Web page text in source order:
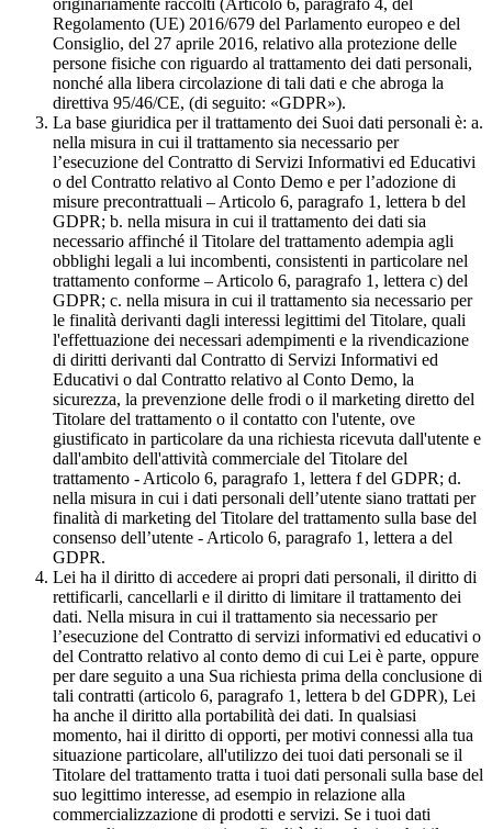
originariamente raccolti (Articolo 6, paragrafo 4, del
Regolamento (UE) 2016/679 del Parlamento europeo e del
Consiglio, del 27 aprile 2016, relativo alla protezione delle
persone fisiche con riguardo al trattamento dei dati personali,
nonché alla libera circolazione di tali dati e che abroga la
direttiva 95/46/CE, (di seguito: «GDPR»).
La base giuridica per il trattamento dei Suoi dati personali è: a.
nella misura in cui il trattamento sia necessario per
l’esecuzione del Contratto di Servizi Informativi ed Educativi
o del Contratto relativo al Conto Demo e per l’adozione di
misure precontrattuali – Articolo 6, paragrafo 1, lettera b del
GDPR; b. nella misura in cui il trattamento dei dati sia
necessario affinché il Titolare del trattamento adempia agli
obblighi legali a lui incombenti, consistenti in particolare nel
trattamento conforme – Articolo 6, paragrafo 1, lettera c) del
GDPR; c. nella misura in cui il trattamento sia necessario per
le finalità derivanti dagli interessi legittimi del Titolare, quali
l'effettuazione dei necessari adempimenti e la rivendicazione
di diritti derivanti dal Contratto di Servizi Informativi ed
Educativi o dal Contratto relativo al Conto Demo, la
sicurezza, la prevenzione delle frodi o il marketing diretto del
Titolare del trattamento o il contatto con l'utente, ove
giustificato in particolare da una richiesta ricevuta dall'utente e
dall'ambito dell'attività commerciale del Titolare del
trattamento - Articolo 6, paragrafo 1, lettera f del GDPR; d.
nella misura in cui i dati personali dell’utente siano trattati per
finalità di marketing del Titolare del trattamento sulla base del
consenso dell’utente - Articolo 6, paragrafo 1, lettera a del
GDPR.
Lei ha il diritto di accedere ai propri dati personali, il diritto di
rettificarli, cancellarli e il diritto di limitare il trattamento dei
dati. Nella misura in cui il trattamento sia necessario per
l’esecuzione del Contratto di servizi informativi ed educativi o
del Contratto relativo al conto demo di cui Lei è parte, oppure
per dare seguito a una Sua richiesta prima della conclusione di
tali contratti (articolo 6, paragrafo 1, lettera b del GDPR), Lei
ha anche il diritto alla portabilità dei dati. In qualsiasi
momento, hai il diritto di opporti, per motivi connessi alla tua
situazione particolare, all'utilizzo dei tuoi dati personali se il
Titolare del trattamento tratta i tuoi dati personali sulla base del
suo legittimo interesse, ad esempio in relazione alla
commercializzazione di prodotti e servizi. Se i tuoi dati